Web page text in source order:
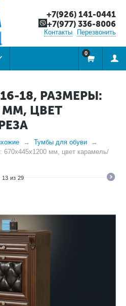
+7(926) 141-0441
+7(977) 336-8006
Контакты Перезвонить
0
18, РАЗМЕРЫ:
ММ, ЦВЕТ
Тумбы для обуви
мм, цвет карамель/
13 из 29